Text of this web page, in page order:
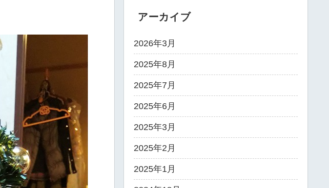
アーカイブ
2026年3月
2025年8月
2025年7月
2025年6月
2025年3月
2025年2月
2025年1月